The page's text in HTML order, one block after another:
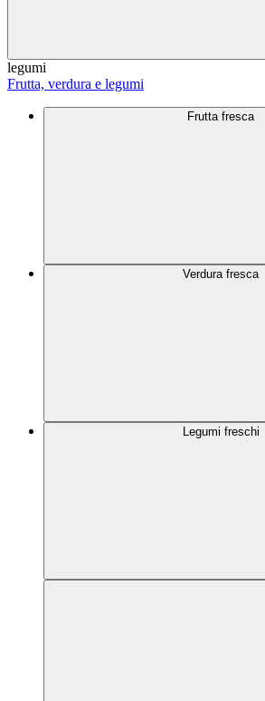
legumi
Frutta, verdura e legumi
Frutta fresca
Verdura fresca
Legumi freschi